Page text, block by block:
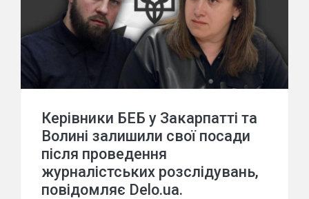
Керівники БЕБ у Закарпатті та
Волині залишили свої посади
після проведення
журналістських розслідувань,
повідомляє Delo.ua.